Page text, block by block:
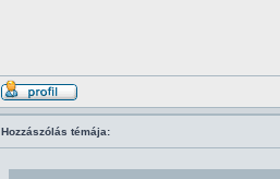
Hozzászólás témája: